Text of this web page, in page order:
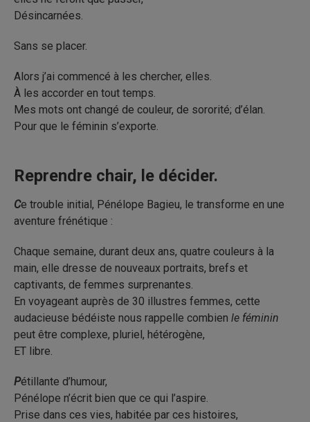
Désincarnées.
Sans se placer.
Alors j’ai commencé à les chercher, elles.
À les accorder en tout temps.
Mes mots ont changé de couleur, de sororité; d’élan.
Pour que le féminin s’exporte.
Reprendre chair, le décider.
Ce trouble initial, Pénélope Bagieu, le transforme en une
aventure frénétique :
Chaque semaine, durant deux ans, quatre couleurs à la
main, elle dresse de nouveaux portraits, brefs et
captivants, de femmes surprenantes.
En voyageant auprès de 30 illustres femmes, cette
audacieuse bédéiste nous rappelle combien le féminin
peut être complexe, pluriel, hétérogène,
ET libre.
Pétillante d’humour,
Pénélope n’écrit bien que ce qui l’aspire.
Prise dans ces vies, habitée par ces histoires,